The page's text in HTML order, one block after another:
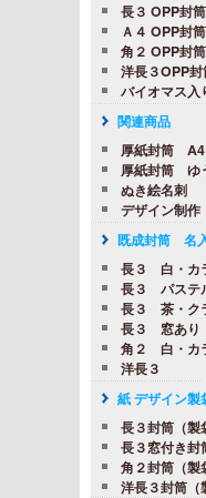
長３ OPP封筒
Ａ４ OPP封筒
角２ OPP封筒
洋長３OPP封
バイオマス入
関連商品
厚紙封筒 A4
厚紙封筒 ゆ
ぬき絵名刺
デザイン制作
既成封筒 名
長３ 白・カ
長３ パステ
長３ 茶・ク
長３ 窓あり
角２ 白・カ
洋長３
紙 デザイン製
長３封筒（製
長３窓付き封
角２封筒（製
洋長３封筒（